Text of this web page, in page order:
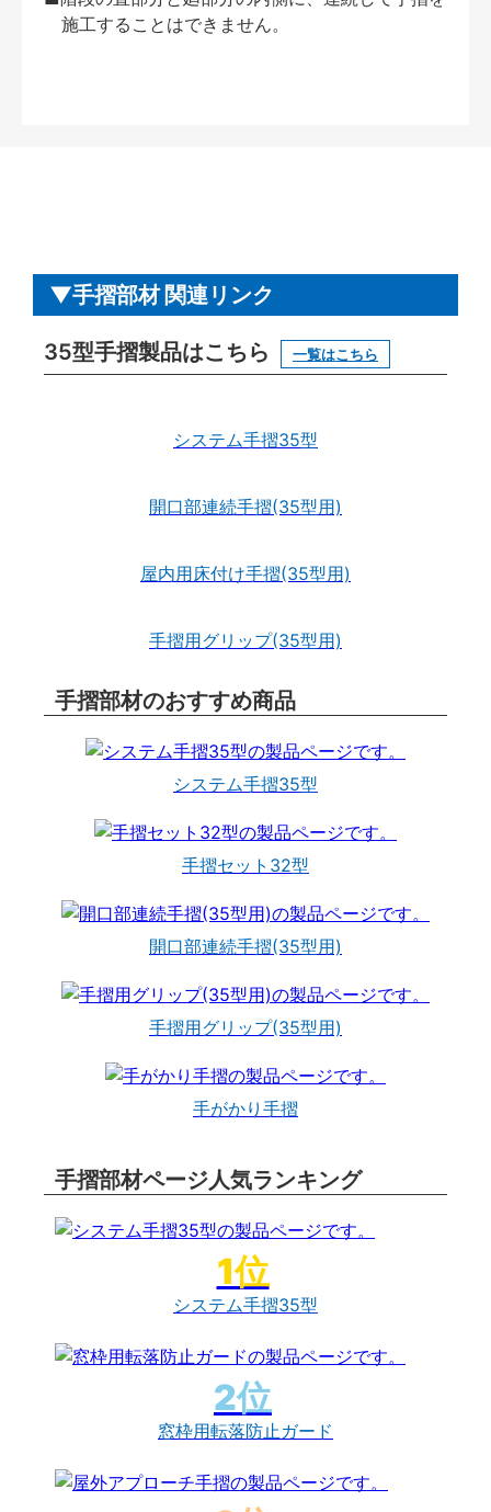
施工することはできません。
手摺部材 関連リンク
35型手摺製品はこちら 一覧はこちら
システム手摺35型
開口部連続手摺(35型用)
屋内用床付け手摺(35型用)
手摺用グリップ(35型用)
手摺部材のおすすめ商品
システム手摺35型
手摺セット32型
開口部連続手摺(35型用)
手摺用グリップ(35型用)
手がかり手摺
手摺部材ページ人気ランキング
システム手摺35型
窓枠用転落防止ガード